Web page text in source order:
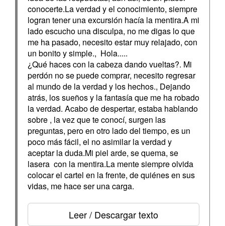
conocerte.La verdad y el conocimiento, siempre
logran tener una excursión hacía la mentira.A mi
lado escucho una disculpa, no me digas lo que
me ha pasado, necesito estar muy relajado, con
un bonito y simple., Hola.....
¿Qué haces con la cabeza dando vueltas?. Mi
perdón no se puede comprar, necesito regresar
al mundo de la verdad y los hechos., Dejando
atrás, los sueños y la fantasía que me ha robado
la verdad. Acabo de despertar, estaba hablando
sobre , la vez que te conocí, surgen las
preguntas, pero en otro lado del tiempo, es un
poco más fácil, el no asimilar la verdad y
aceptar la duda.Mi piel arde, se quema, se
lasera con la mentira.La mente siempre olvida
colocar el cartel en la frente, de quiénes en sus
vidas, me hace ser una carga.
Leer / Descargar texto